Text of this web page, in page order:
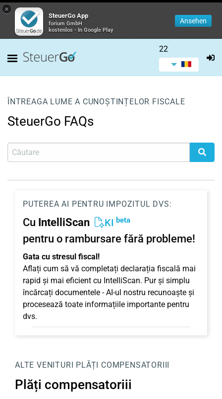
×
SteuerGo App
forium GmbH
kostenlos - In Google Play
Ansehen
22
ÎNTREAGA LUME A CUNOȘTINȚELOR FISCALE
SteuerGo FAQs
PUTEREA AI PENTRU IMPOZITUL DVS:
Cu IntelliScan KI beta
pentru o rambursare fără probleme!
Gata cu stresul fiscal!
Aflați cum să vă completați declarația fiscală mai
rapid și mai eficient cu IntelliScan. Pur și simplu
încărcați documentele - AI-ul nostru recunoaște și
procesează toate informațiile importante pentru
dvs.
ALTE VENITURI PLĂȚI COMPENSATORIII
Plăți compensatoriii